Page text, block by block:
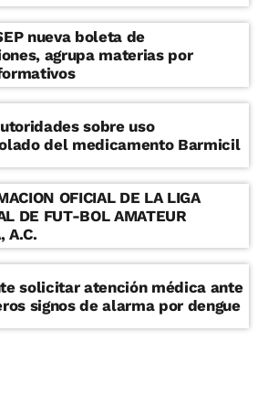
nueva boleta de
agrupa materias por
sobre uso
del medicamento Barmicil
OFICIAL DE LA LIGA
DE FUT-BOL AMATEUR
A.C.
solicitar atención médica ante
signos de alarma por dengue